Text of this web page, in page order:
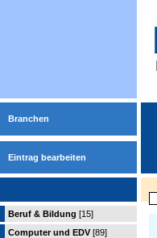
Branchen
Eintrag bearbeiten
Beruf & Bildung [15]
Computer und EDV [89]